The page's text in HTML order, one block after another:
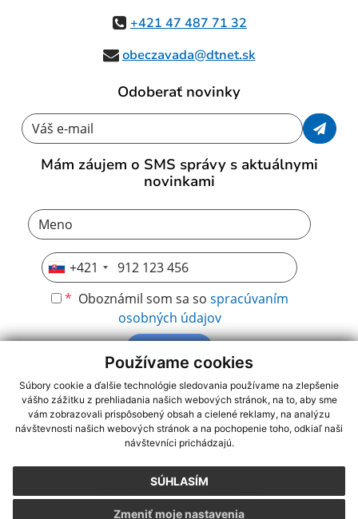
Používame cookies
Súbory cookie a ďalšie technológie sledovania používame na zlepšenie
vášho zážitku z prehliadania našich webových stránok, na to, aby sme
vám zobrazovali prispôsobený obsah a cielené reklamy, na analýzu
návštevnosti našich webových stránok a na pochopenie toho, odkiaľ naši
návštevníci prichádzajú.
SÚHLASÍM
Zmeniť moje nastavenia
+421 47 487 71 32
obeczavada@dtnet.sk
Odoberať novinky
Mám záujem o SMS správy s aktuálnymi
novinkami
+421
* Oboznámil som sa so spracúvaním
osobných údajov
využite možnosť získavania aktuálnych informácií s využitím RSS
CMS systém (redakčný) systém ECHELON 2,Mapa stránok,web
webhosting,webex.digital, s.r.o.,domény
Posledná aktualizácia:03.08.2026